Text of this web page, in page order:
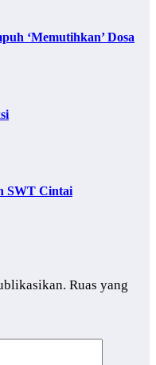
‘Memutihkan’ Dosa
SWT Cintai
Ruas yang